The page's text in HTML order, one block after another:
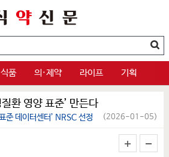
식품 의·제약 라이프 기획
환 영양 표준’ 만든다
준 데이터센터’ NRSC 선정 (2026-01-05)